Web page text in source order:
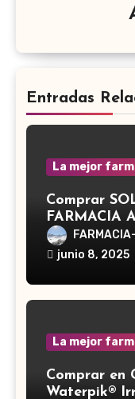
Entradas
La mejor
Comprar
FARMACIA
Reishi, cuyo
Ganoderma
en la
junio 8, 2025
La mejor
Comprar en
Waterpik®